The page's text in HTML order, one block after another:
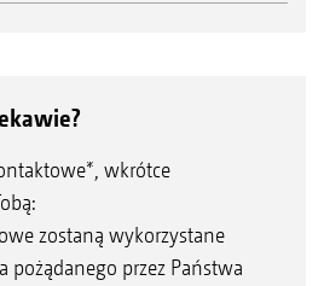
wkrótce
zostaną wykorzystane
pożądanego przez Państwa